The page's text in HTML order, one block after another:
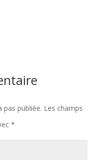
pas publiée. Les champs
*